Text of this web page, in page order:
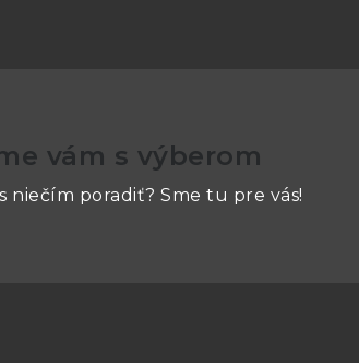
vám s výberom
niečím poradiť? Sme tu pre vás!